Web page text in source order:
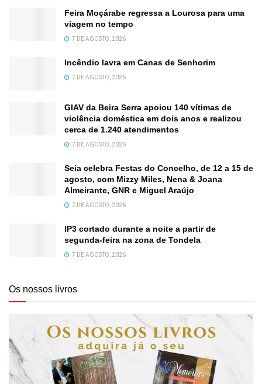
Feira Moçárabe regressa a Lourosa para uma
viagem no tempo
7 DE AGOSTO, 2026
Incêndio lavra em Canas de Senhorim
7 DE AGOSTO, 2026
GIAV da Beira Serra apoiou 140 vítimas de
violência doméstica em dois anos e realizou
cerca de 1.240 atendimentos
7 DE AGOSTO, 2026
Seia celebra Festas do Concelho, de 12 a 15 de
agosto, com Mizzy Miles, Nena & Joana
Almeirante, GNR e Miguel Araújo
7 DE AGOSTO, 2026
IP3 cortado durante a noite a partir de
segunda-feira na zona de Tondela
7 DE AGOSTO, 2026
Os nossos livros